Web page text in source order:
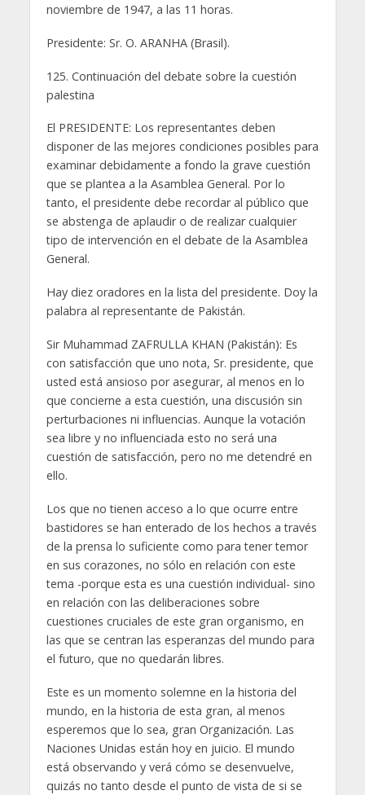
noviembre de 1947, a las 11 horas.
Presidente: Sr. O. ARANHA (Brasil).
125. Continuación del debate sobre la cuestión
palestina
El PRESIDENTE: Los representantes deben
disponer de las mejores condiciones posibles para
examinar debidamente a fondo la grave cuestión
que se plantea a la Asamblea General. Por lo
tanto, el presidente debe recordar al público que
se abstenga de aplaudir o de realizar cualquier
tipo de intervención en el debate de la Asamblea
General.
Hay diez oradores en la lista del presidente. Doy la
palabra al representante de Pakistán.
Sir Muhammad ZAFRULLA KHAN (Pakistán): Es
con satisfacción que uno nota, Sr. presidente, que
usted está ansioso por asegurar, al menos en lo
que concierne a esta cuestión, una discusión sin
perturbaciones ni influencias. Aunque la votación
sea libre y no influenciada esto no será una
cuestión de satisfacción, pero no me detendré en
ello.
Los que no tienen acceso a lo que ocurre entre
bastidores se han enterado de los hechos a través
de la prensa lo suficiente como para tener temor
en sus corazones, no sólo en relación con este
tema -porque esta es una cuestión individual- sino
en relación con las deliberaciones sobre
cuestiones cruciales de este gran organismo, en
las que se centran las esperanzas del mundo para
el futuro, que no quedarán libres.
Este es un momento solemne en la historia del
mundo, en la historia de esta gran, al menos
esperemos que lo sea, gran Organización. Las
Naciones Unidas están hoy en juicio. El mundo
está observando y verá cómo se desenvuelve,
quizás no tanto desde el punto de vista de si se